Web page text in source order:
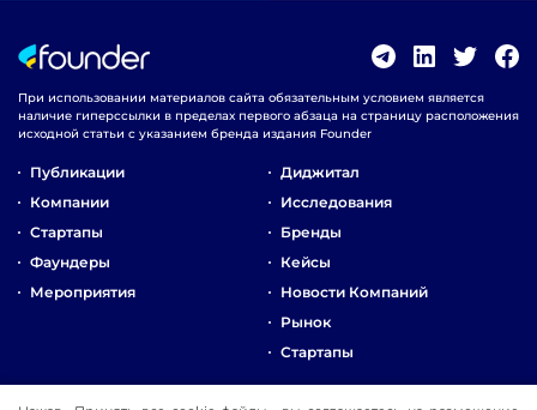
При использовании материалов сайта обязательным условием является
наличие гиперссылки в пределах первого абзаца на страницу расположения
исходной статьи с указанием бренда издания Founder
Публикации
Компании
Стартапы
Фаундеры
Мероприятия
Диджитал
Исследования
Бренды
Кейсы
Новости Компаний
Рынок
Стартапы